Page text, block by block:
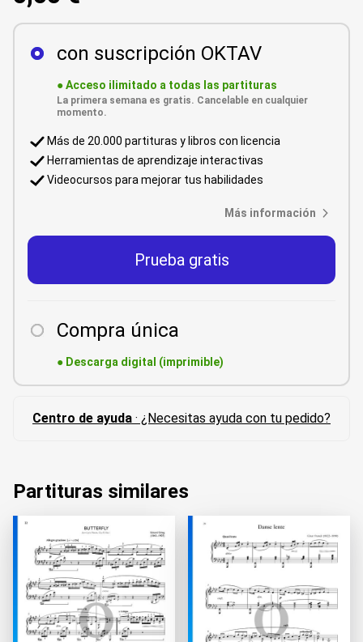
con suscripción OKTAV
●Acceso ilimitado a todas las partituras
La primera semana es gratis. Cancelable en cualquier
momento.
Más de 20.000 partituras y libros con licencia
Herramientas de aprendizaje interactivas
Videocursos para mejorar tus habilidades
Más información
Prueba gratis
Compra única
● Descarga digital (imprimible)
Centro de ayuda · ¿Necesitas ayuda con tu pedido?
Partituras similares